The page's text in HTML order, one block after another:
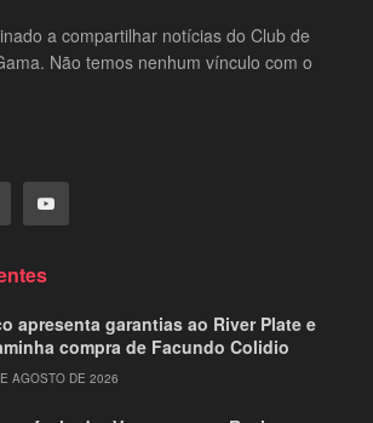
a compartilhar notícias do Club de
Não temos nenhum vínculo com o
apresenta garantias ao River Plate e
compra de Facundo Colidio
AGOSTO DE 2026